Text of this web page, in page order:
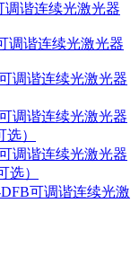
调谐连续光激光器
调谐连续光激光器
调谐连续光激光器
调谐连续光激光器
）
调谐连续光激光器
选）
可调谐连续光激